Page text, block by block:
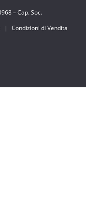
– Cap. Soc.
|
Condizioni di Vendita